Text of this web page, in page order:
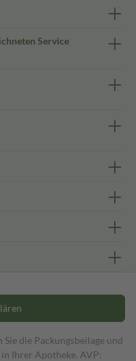
Service
die Packungsbeilage und
Ihrer Apotheke. AVP: